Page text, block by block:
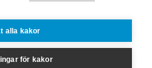
alla kakor
för kakor